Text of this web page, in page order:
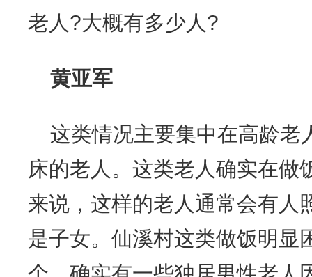
老人?大概有多少人?
黄亚军
这类情况主要集中在高龄老
床的老人。这类老人确实在做
来说，这样的老人通常会有人
是子女。仙溪村这类做饭明显